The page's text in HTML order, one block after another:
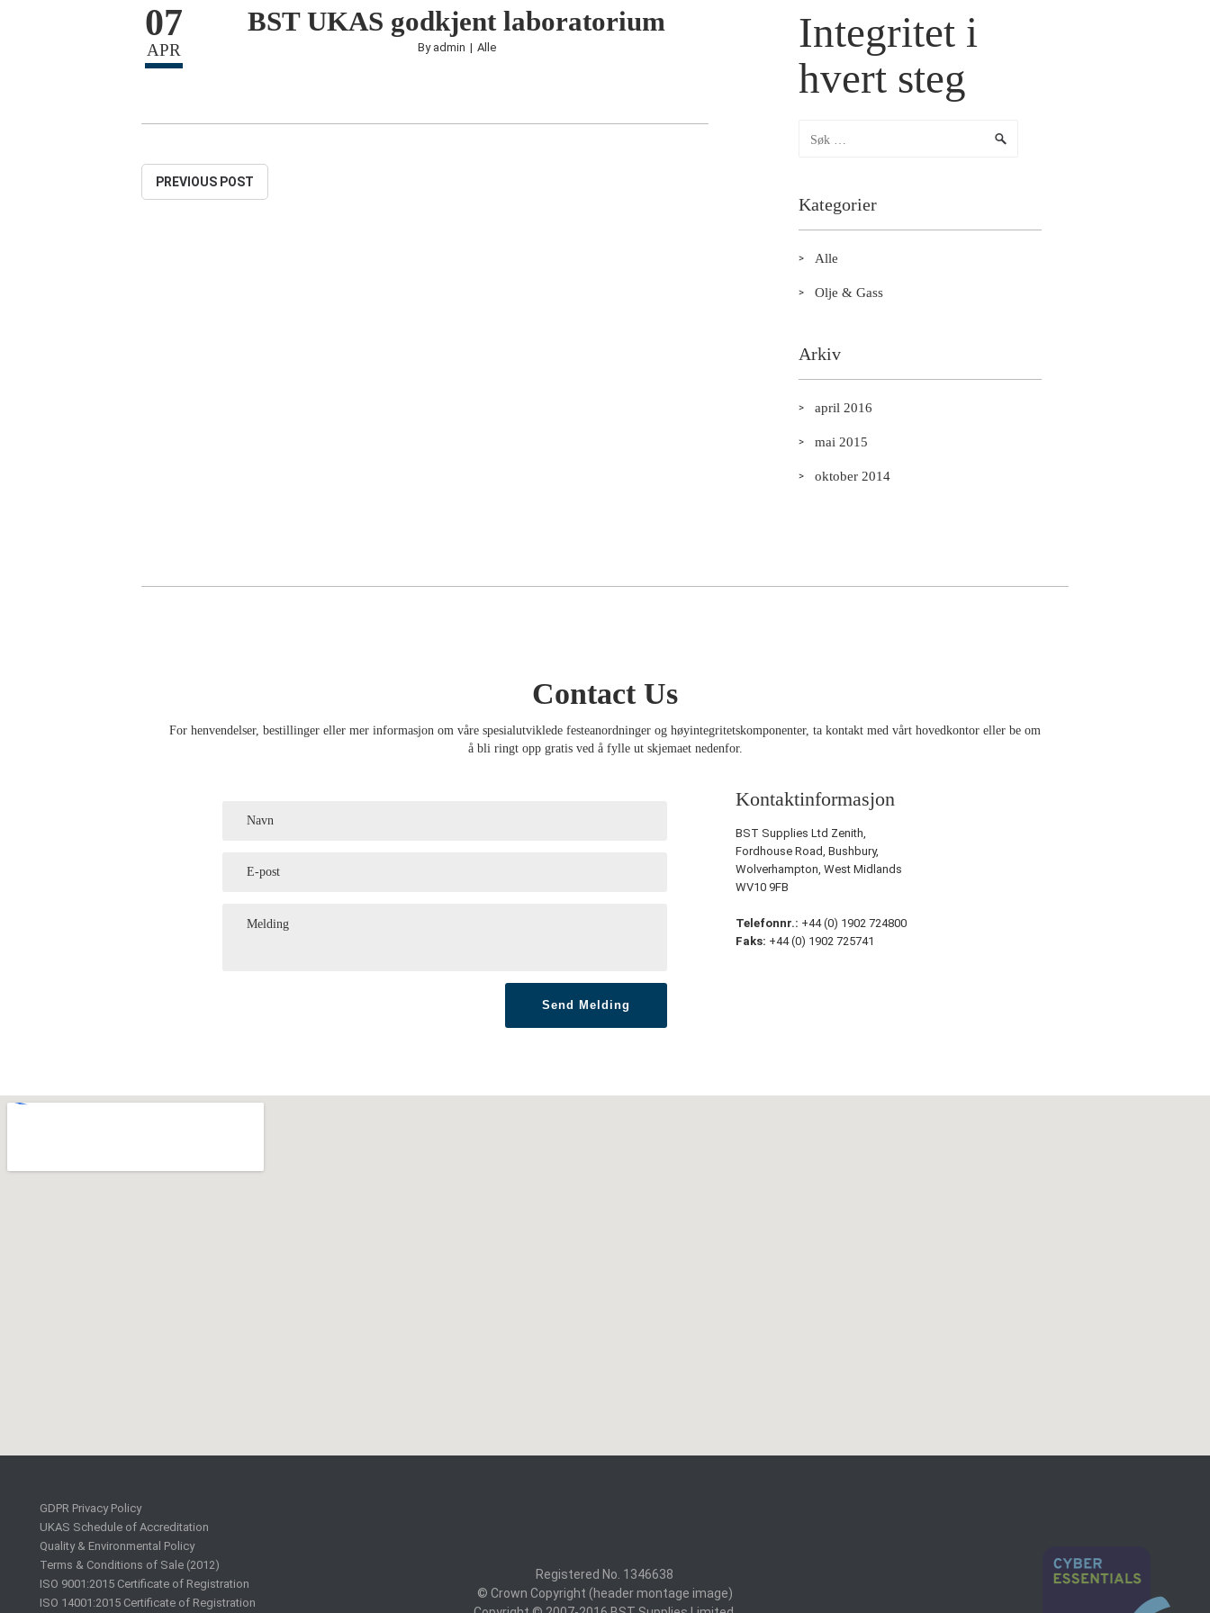
07
APR
BST UKAS godkjent laboratorium
By admin | Alle
PREVIOUS POST
Integritet i
hvert steg
Kategorier
Alle
Olje & Gass
Arkiv
april 2016
mai 2015
oktober 2014
Contact Us
For henvendelser, bestillinger eller mer informasjon om våre spesialutviklede festeanordninger og høyintegritetskomponenter, ta kontakt med vårt hovedkontor eller be om
å bli ringt opp gratis ved å fylle ut skjemaet nedenfor.
Kontaktinformasjon
BST Supplies Ltd Zenith,
Fordhouse Road, Bushbury,
Wolverhampton, West Midlands
WV10 9FB
Telefonnr.: +44 (0) 1902 724800
Faks: +44 (0) 1902 725741
GDPR Privacy Policy
UKAS Schedule of Accreditation
Quality & Environmental Policy
Terms & Conditions of Sale (2012)
ISO 9001:2015 Certificate of Registration
ISO 14001:2015 Certificate of Registration
Registered No. 1346638
© Crown Copyright (header montage image)